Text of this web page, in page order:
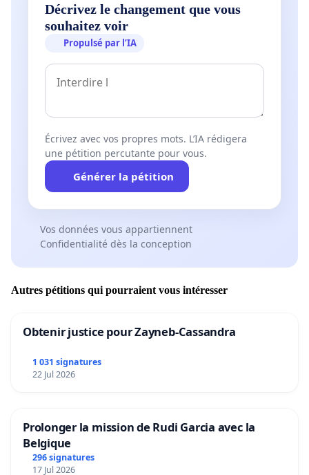
Décrivez le changement que vous
souhaitez voir
Propulsé par l’IA
Écrivez avec vos propres mots. L’IA rédigera
une pétition percutante pour vous.
Générer la pétition
Vos données vous appartiennent
Confidentialité dès la conception
Autres pétitions qui pourraient vous intéresser
Obtenir justice pour Zayneb-Cassandra
1 031 signatures
22 Jul 2026
Prolonger la mission de Rudi Garcia avec la
Belgique
296 signatures
17 Jul 2026